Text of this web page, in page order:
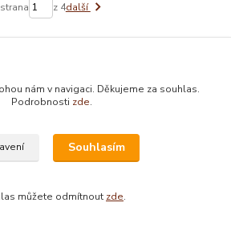
strana z 4další
do 3 let
vrátit až do 3 let od zakoupení
knihu do 33 dnů, vrátíme Vám částku v plné
nám v navigaci. Děkujeme za souhlas.
Podrobnosti zde.
Souhlasím
můžete odmítnout zde.